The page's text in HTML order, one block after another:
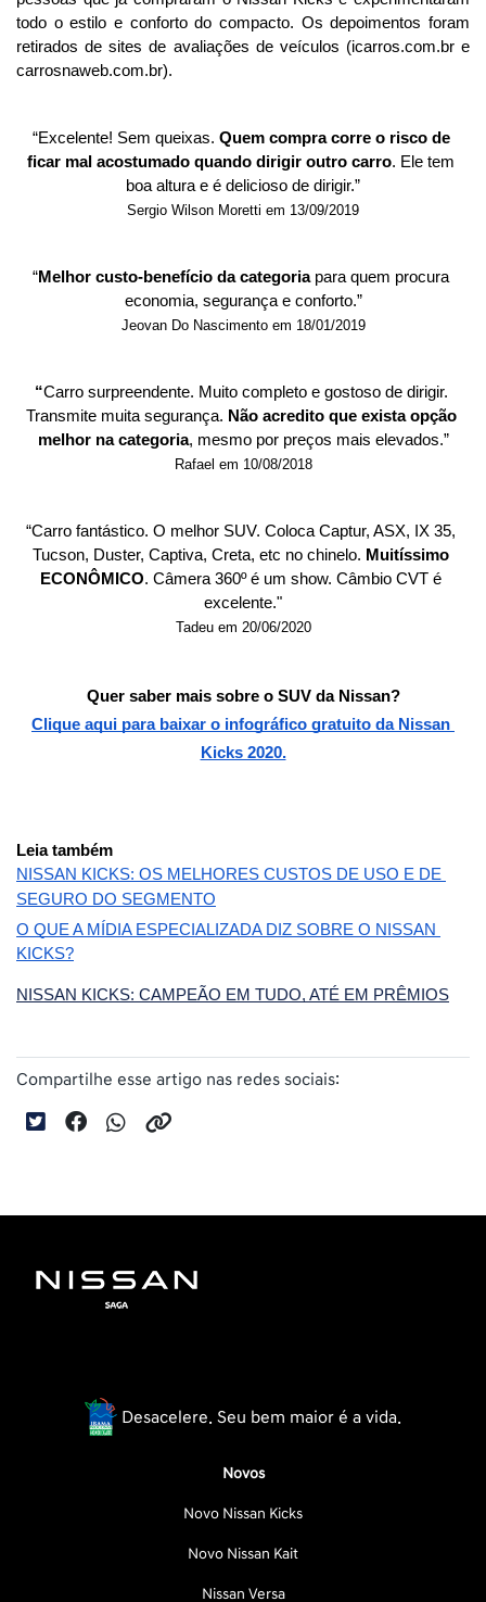
todo o estilo e conforto do compacto. Os depoimentos foram
retirados de sites de avaliações de veículos (icarros.com.br e
carrosnaweb.com.br).
“Excelente! Sem queixas. Quem compra corre o risco de
ficar mal acostumado quando dirigir outro carro. Ele tem
boa altura e é delicioso de dirigir.”
Sergio Wilson Moretti em 13/09/2019
“Melhor custo-benefício da categoria para quem procura
economia, segurança e conforto.”
Jeovan Do Nascimento em 18/01/2019
“Carro surpreendente. Muito completo e gostoso de dirigir.
Transmite muita segurança. Não acredito que exista opção
melhor na categoria, mesmo por preços mais elevados.”
Rafael em 10/08/2018
“Carro fantástico. O melhor SUV. Coloca Captur, ASX, IX 35,
Tucson, Duster, Captiva, Creta, etc no chinelo. Muitíssimo
ECONÔMICO. Câmera 360º é um show. Câmbio CVT é
excelente."
Tadeu em 20/06/2020
Quer saber mais sobre o SUV da Nissan?
Clique aqui para baixar o infográfico gratuito da Nissan
Kicks 2020.
Leia também
NISSAN KICKS: OS MELHORES CUSTOS DE USO E DE
SEGURO DO SEGMENTO
O QUE A MÍDIA ESPECIALIZADA DIZ SOBRE O NISSAN
KICKS?
NISSAN KICKS: CAMPEÃO EM TUDO, ATÉ EM PRÊMIOS
Compartilhe esse artigo nas redes sociais:
Desacelere. Seu bem maior é a vida.
Novos
Novo Nissan Kicks
Novo Nissan Kait
Nissan Versa